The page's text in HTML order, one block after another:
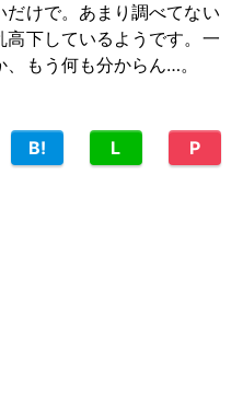
けで。あまり調べてない
下しているようです。一
もう何も分からん…。
B! L P